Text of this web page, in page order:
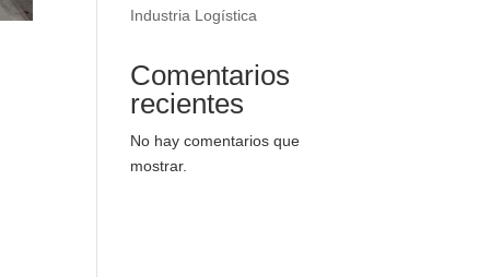
Industria Logística
Comentarios
recientes
No hay comentarios que
mostrar.